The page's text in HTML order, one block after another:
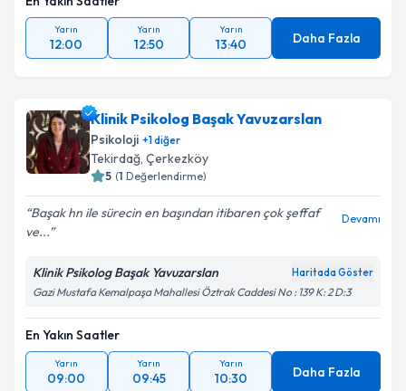
Yarın
12:00
Yarın
12:50
Yarın
13:40 Daha Fazla
Klinik Psikolog Başak Yavuzarslan
Psikoloji +1diğer
Tekirdağ, Çerkezköy
5 (1 Değerlendirme)
Başak hn ile sürecin en başından itibaren çok şeffaf
ve...
Devamı
Klinik Psikolog Başak Yavuzarslan Haritada Göster
Gazi Mustafa Kemalpaşa Mahallesi Öztrak Caddesi No : 139 K: 2 D:3
En Yakın Saatler
Yarın
09:00
Yarın
09:45
Yarın
10:30 Daha Fazla